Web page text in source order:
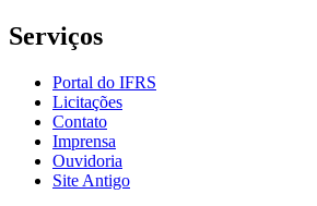
Serviços
Portal do IFRS
Licitações
Contato
Imprensa
Ouvidoria
Site Antigo